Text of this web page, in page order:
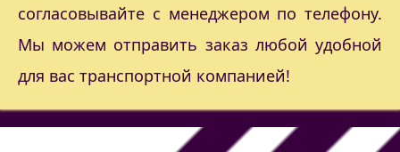
согласовывайте с менеджером по телефону.
Мы можем отправить заказ любой удобной
для вас транспортной компанией!